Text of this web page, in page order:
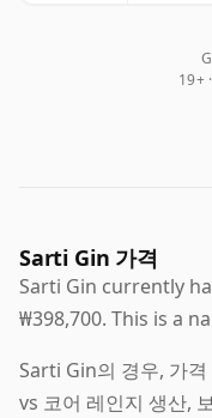
19+
Sarti Gin 가격
Sarti Gin currently
₩398,700. This is a
Sarti Gin의 경우, 가
vs 코어 레인지 생산,